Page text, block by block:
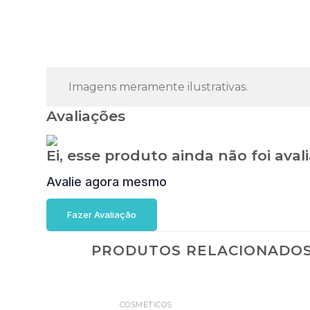
Imagens meramente ilustrativas.
Avaliações
Ei, esse produto ainda não foi
Avalie agora mesmo
Fazer Avaliação
PRODUTOS
COSMÉTICOS